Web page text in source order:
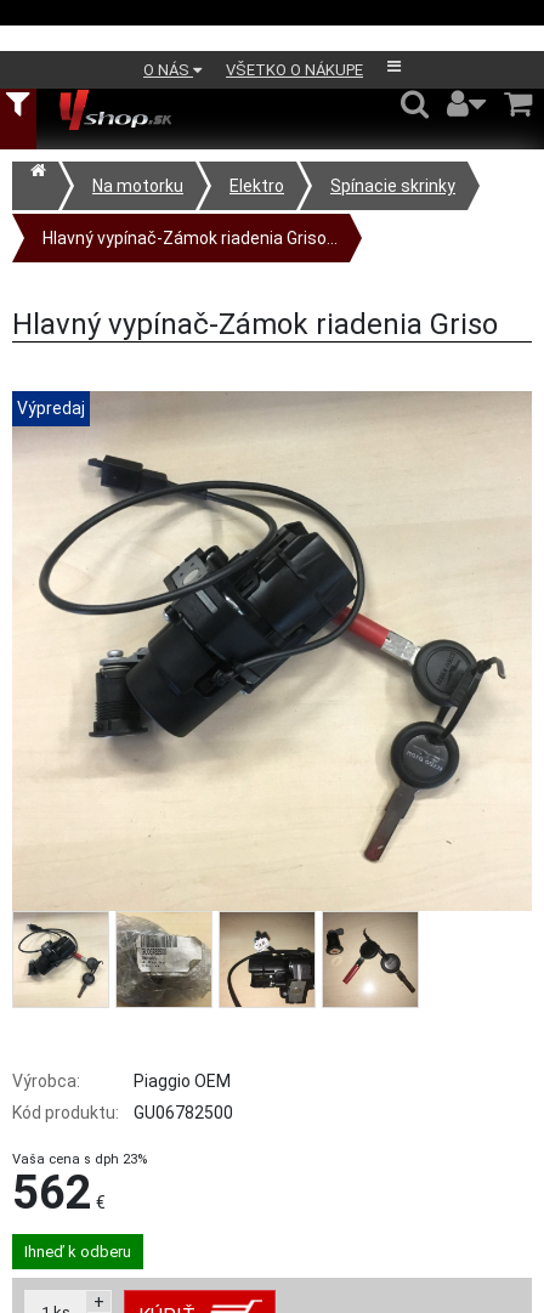
O NÁS VŠETKO O NÁKUPE
Na motorku Elektro Spínacie skrinky
Hlavný vypínač-Zámok riadenia Griso...
Hlavný vypínač-Zámok riadenia Griso
Výpredaj
Výrobca:
Piaggio OEM
Kód produktu:
GU06782500
Vaša cena s dph 23%
562 €
Ihneď k odberu
+